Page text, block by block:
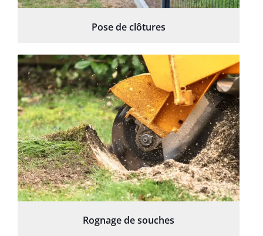
Pose de clôtures
Rognage de souches